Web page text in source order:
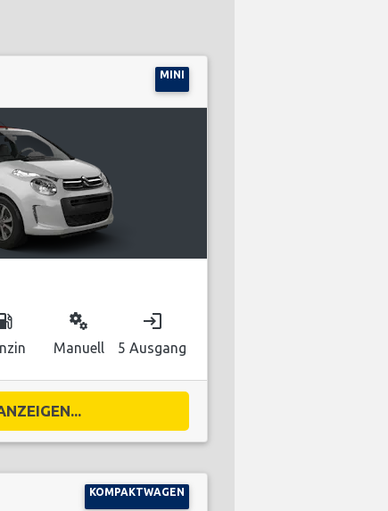
MINI
miscellaneous_services
Manuell
login
5 Ausgang
KOMPAKTWAGEN